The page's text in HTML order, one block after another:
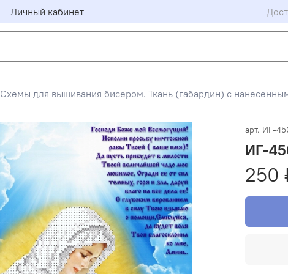
Личный кабинет
Схемы для вышивания бисером. Ткань (габардин) с
арт. ИГ-
ИГ-
250